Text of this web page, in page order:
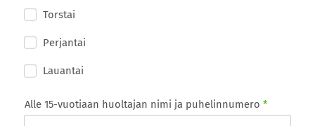
Torstai
Perjantai
Lauantai
Alle 15-vuotiaan huoltajan nimi ja puhelinnumero *